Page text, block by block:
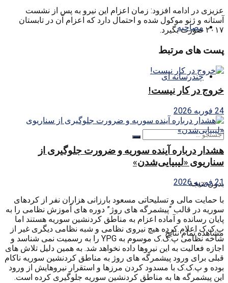
مصاحبه
چندرسانه ای
بدون نتیجه
مشاهده تمام نتایج
عزیزی در ادامه افزود: زمان اعزام این نیرو به پس از نشست
آستانه و ژنو موکول شده و احتمال دارد که اعزام آن در تابستان
۲۰۱۷ صورت بگیرد.
پست های مرتبط
خروج در کار نیست!
24 فوریه 2026
هشدار درباره آینده سوریه و ضرورت جلوگیری از
سناریوی «لیبیایی‌شدن»
21 فوریه 2026
با حمایت مالی و تسلیحاتی مسعود بارزانی هزاران نفر از کردهای
سوریه در قالب “پیشمرگه های روژ” دوره های آموزش نظامی را به
پایان رسانده و آماده اعزام به مناطق کردنشین سوریه هستند اما
پ.ک.ک اعلام کرده هیچ نیروی نظامی و شبه نظامی دیگری غیر از
شاخه نظامی پ.ک.ک موسوم به YPG را به رسمیت نمی شناسد و
اجازه فعالیت به این نیروها داده نخواهد شد. به همین دلیل تلاش های
قبلی برای ورود پیشمرگه های روژ به مناطق کردنشین سوریه ناکام
بوده و پ.ک.ک با مسدود کردن مرزها و استقرار نیروهایش از ورود
این پیشمرگه ها به مناطق کردنشین سوریه جلوگیری کرده است.